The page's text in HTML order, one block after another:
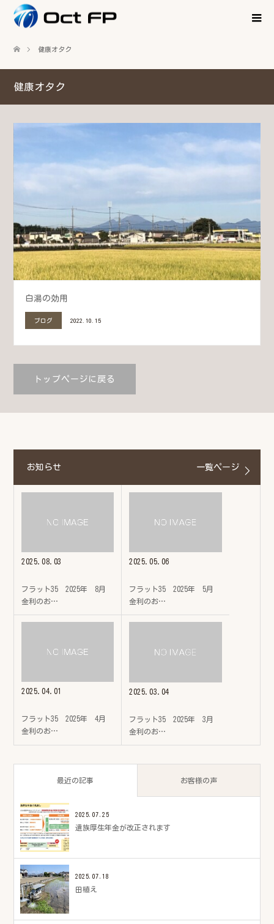
健康オタク
健康オタク
白湯の効用
ブログ 2022.10.15
トップページに戻る
お知らせ 一覧ページ
2025.08.03
フラット35 2025年 8月
金利のお…
2025.05.06
フラット35 2025年 5月
金利のお…
2025.04.01
フラット35 2025年 4月
金利のお…
2025.03.04
フラット35 2025年 3月
金利のお…
最近の記事 お客様の声
2025.07.25
遺族厚生年金が改正されます
2025.07.18
田植え